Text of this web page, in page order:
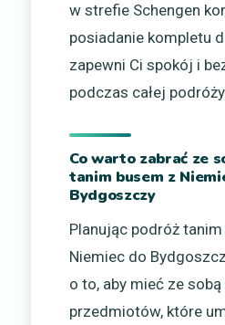
w strefie Schengen
posiadanie kompletu
zapewni Ci spokój i
podczas całej
Co warto zabrać ze
tanim busem z
Bydgoszczy
Planując podróż
Niemiec do
o to, aby mieć ze
przedmiotów, które